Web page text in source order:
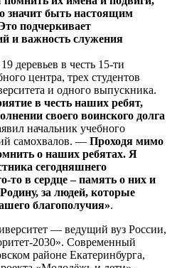
значит быть настоящим
подчеркивает
и важность служения
деревьев в честь 15-ти
центра, трех студентов
и одного выпускника.
в честь наших ребят,
своего воинского долга
начальник учебного
самохвалов. — Проходя мимо
о наших ребятах. Я
сегодняшнего
то в сердце – память о них и
за людей, которые
благополучия».
— ведущий вуз России,
2030». Современный
районе Екатеринбурга,